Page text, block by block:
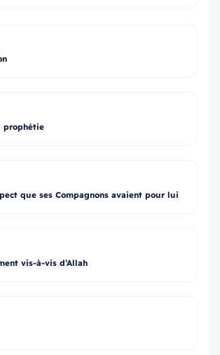
prophétie
que ses Compagnons avaient pour lui
vis-à-vis d’Allah